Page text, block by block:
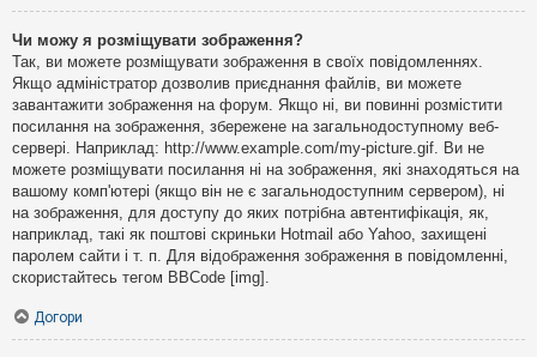
Чи можу я розміщувати зображення?
Так, ви можете розміщувати зображення в своїх повідомленнях.
Якщо адміністратор дозволив приєднання файлів, ви можете
завантажити зображення на форум. Якщо ні, ви повинні розмістити
посилання на зображення, збережене на загальнодоступному веб-
сервері. Наприклад: http://www.example.com/my-picture.gif. Ви не
можете розміщувати посилання ні на зображення, які знаходяться на
вашому комп'ютері (якщо він не є загальнодоступним сервером), ні
на зображення, для доступу до яких потрібна автентифікація, як,
наприклад, такі як поштові скриньки Hotmail або Yahoo, захищені
паролем сайти і т. п. Для відображення зображення в повідомленні,
скористайтесь тегом BBCode [img].
Догори